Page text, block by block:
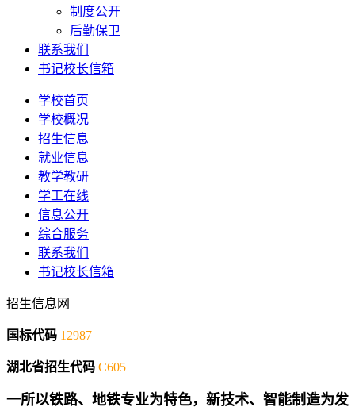
制度公开
后勤保卫
联系我们
书记校长信箱
学校首页
学校概况
招生信息
就业信息
教学教研
学工在线
信息公开
综合服务
联系我们
书记校长信箱
招生信息网
国标代码 12987
湖北省招生代码 C605
一所以铁路、地铁专业为特色，新技术、智能制造为发